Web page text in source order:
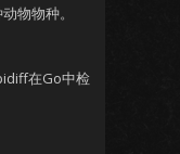
物物种。
在Go中检